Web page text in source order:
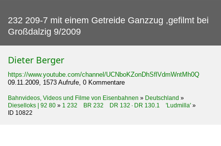
232 209-7 mit einem Getreide Ganzzug ,gefilmt bei
Großdalzig 9/2009
Dieter Berger
https://www.youtube.com/channel/UCNboKZonDhSflVdmWntMh0Q
09.11.2009, 1573 Aufrufe, 0 Kommentare
Bahnvideos, Videos und Filme von Eisenbahnen » Deutschland »
Dieselloks | 92 80 » 1 232 BR 232 DR 132 · DR 130.1 'Ludmilla' »
ID 10822